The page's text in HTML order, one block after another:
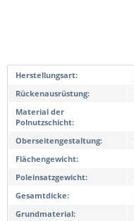
Herstellungsart:
Rückenausrüstung:
Material der
Polnutzschicht:
Oberseitengestaltung:
Flächengewicht:
Poleinsatzgewicht:
Gesamtdicke:
Grundmaterial: